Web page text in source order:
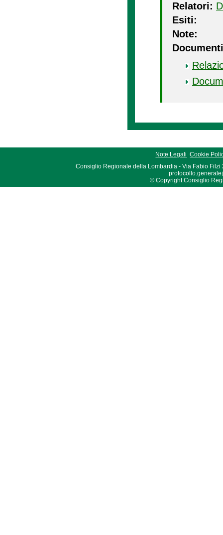
Relatori:
Esiti:
Note:
Note Legali Cookie
Consiglio Regionale della Lombardia - Via Fabio Filzi
© Copyright Consiglio